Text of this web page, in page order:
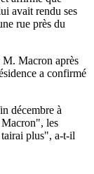
avait rendu ses
rue près du
M. Macron après
a confirmé
décembre à
Macron", les
plus", a-t-il